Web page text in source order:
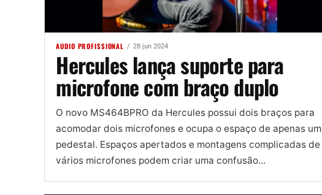
AUDIO PROFISSIONAL 28 jun 2024
Hercules lança suporte para
microfone com braço duplo
O novo MS464BPRO da Hercules possui dois braços para
acomodar dois microfones e ocupa o espaço de apenas um
pedestal. Espaços apertados e montagens complicadas de
vários microfones podem criar uma confusão...